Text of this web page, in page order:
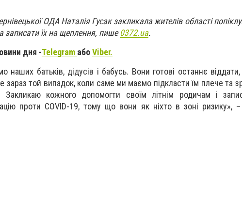
ОДА Наталія Гусак закликала жителів області
записати їх на щеплення, пише0372.ua.
дня -Telegram абоViber.
наших батьків, дідусів і бабусь. Вони готові останнє віддати,
зараз той випадок, коли саме ми маємо підкласти їм плече та
Закликаю кожного допомогти своїм літнім родичам і
проти COVID-19, тому що вони як ніхто в зоні ризику», –